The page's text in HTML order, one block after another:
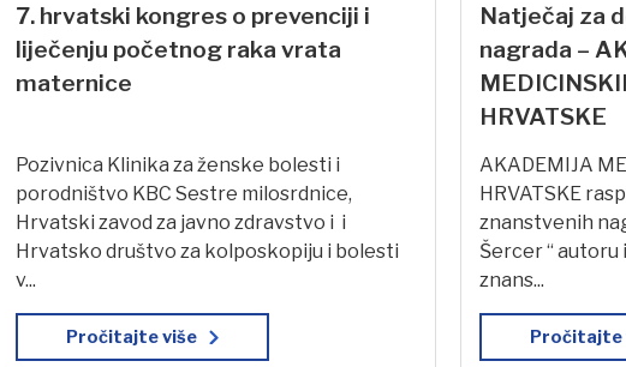
7. hrvatski kongres o prevenciji i
liječenju početnog raka vrata
maternice
Pozivnica Klinika za ženske bolesti i
porodništvo KBC Sestre milosrdnice,
Hrvatski zavod za javno zdravstvo i i
Hrvatsko društvo za kolposkopiju i bolesti
v...
Pročitajte više
Natječaj za
nagrada –
HRVATSKE
AKADEMIJA
HRVATSKE
znanstvenih
Šercer “
znans...
Pročitajte